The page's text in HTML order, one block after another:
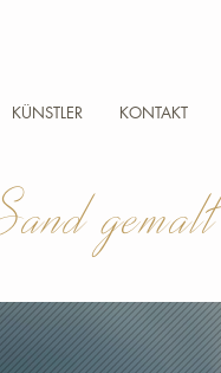
KÜNSTLER KONTAKT
gemalt